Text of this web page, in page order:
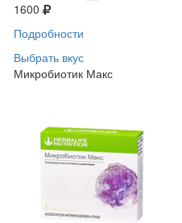
1600
Подробности
Выбрать вкус
Микробиотик Макс